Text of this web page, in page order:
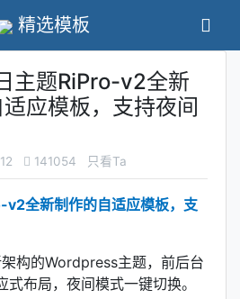
精选模板
主题RiPro-v2全新
应模板，支持夜间
141054 只看Ta
全新制作的自适应模板，支
构的Wordpress主题，前后台
布局，夜间模式一键切换。